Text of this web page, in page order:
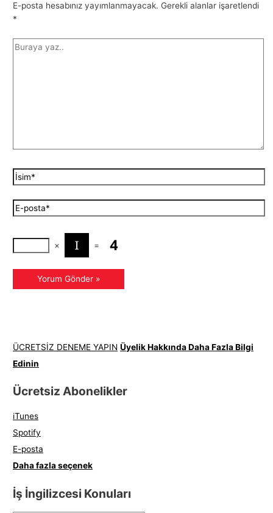
E-posta hesabınız yayımlanmayacak. Gerekli alanlar işaretlendi
*
× =
ÜCRETSİZ DENEME YAPIN Üyelik Hakkında Daha Fazla Bilgi
Edinin
Ücretsiz Abonelikler
iTunes
Spotify
E-posta
Daha fazla seçenek
İş İngilizcesi Konuları